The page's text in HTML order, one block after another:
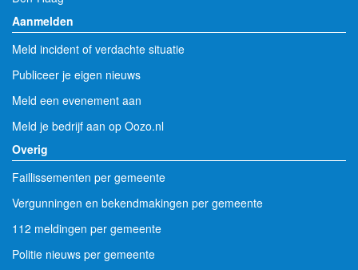
Aanmelden
Meld incident of verdachte situatie
Publiceer je eigen nieuws
Meld een evenement aan
Meld je bedrijf aan op Oozo.nl
Overig
Faillissementen per gemeente
Vergunningen en bekendmakingen per gemeente
112 meldingen per gemeente
Politie nieuws per gemeente